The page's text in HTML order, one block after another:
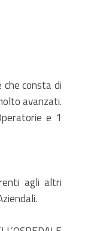
consta di
avanzati.
e 1
agli altri